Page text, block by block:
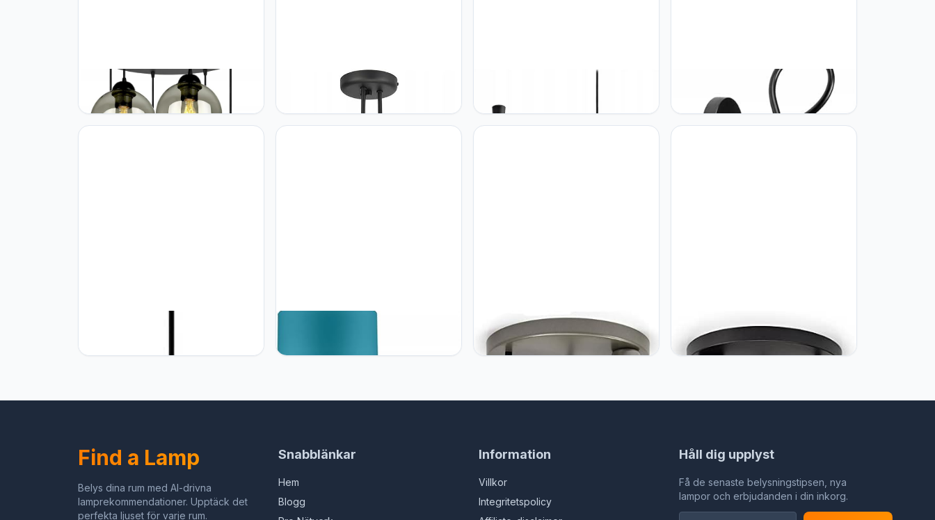
FKL DESIGN Home Deco
Plafondlamp hanglamp hanglamp
wandlamp tafellamp lamp hanglamp
kogel zwart grijs wit lamp uit serie
FKL DESIGN Home Deco
Plafondlamp hanglamp hanglamp
wandlamp tafellamp lamp hanglamp
kogel zwart grijs wit lamp uit serie
hanglamp keuken hanglampen &
hanglampen eetkamerlamp led lamp
FKL DESIGN Home Deco Wandlamp
zwart wandlamp industriële stijl,
retro, vintage 2 vlammen
woonkamer lamp industrie E27
plafondlamp hanglamp van hout
hanglamp bol zwart grijs wit lamp
FKL DESIGN Home Deco
Plafondlamp hanglamp hanglamp
hanglamp bol zwart grijs wit lamp
FKL DESIGN Home Deco
Plafondlamp hanglamp lamp
hanglamp bol zwart grijs wit lamp
Find a Lamp
Belys dina rum med AI-drivna
lamprekommendationer. Upptäck det
perfekta ljuset för varje rum.
Snabblänkar
Hem
Blogg
Information
Villkor
Integritetspolicy
Håll dig upplyst
Få de senaste belysningstipsen, nya
lampor och erbjudanden i din inkorg.